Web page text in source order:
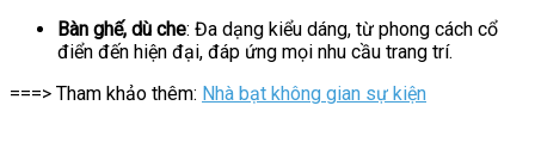
Bàn ghế, dù che: Đa dạng kiểu dáng, từ phong cách cổ
điển đến hiện đại, đáp ứng mọi nhu cầu trang trí.
===> Tham khảo thêm: Nhà bạt không gian sự kiện